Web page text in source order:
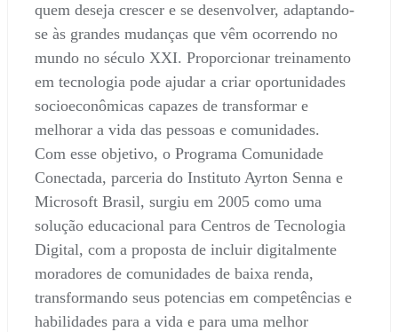
quem deseja crescer e se desenvolver, adaptando-
se às grandes mudanças que vêm ocorrendo no
mundo no século XXI. Proporcionar treinamento
em tecnologia pode ajudar a criar oportunidades
socioeconômicas capazes de transformar e
melhorar a vida das pessoas e comunidades.
Com esse objetivo, o Programa Comunidade
Conectada, parceria do Instituto Ayrton Senna e
Microsoft Brasil, surgiu em 2005 como uma
solução educacional para Centros de Tecnologia
Digital, com a proposta de incluir digitalmente
moradores de comunidades de baixa renda,
transformando seus potencias em competências e
habilidades para a vida e para uma melhor